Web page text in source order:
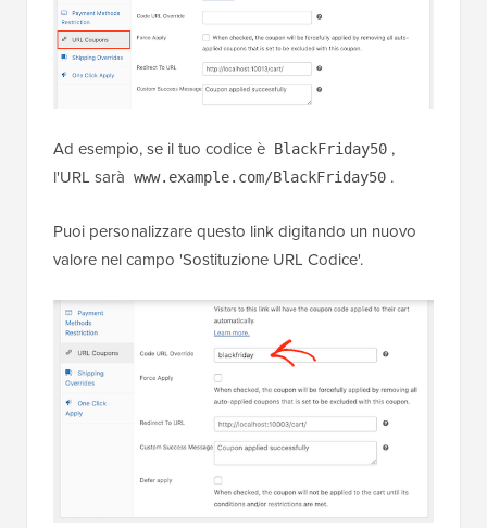
Ad esempio, se il tuo codice è BlackFriday50 ,
l'URL sarà www.example.com/BlackFriday50 .
Puoi personalizzare questo link digitando un nuovo
valore nel campo 'Sostituzione URL Codice'.